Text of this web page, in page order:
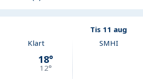
Tis 11 aug
Klart
18°
12°
SMHI